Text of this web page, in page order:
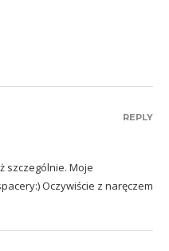
szczególnie. Moje
Oczywiście z naręczem
REPLY